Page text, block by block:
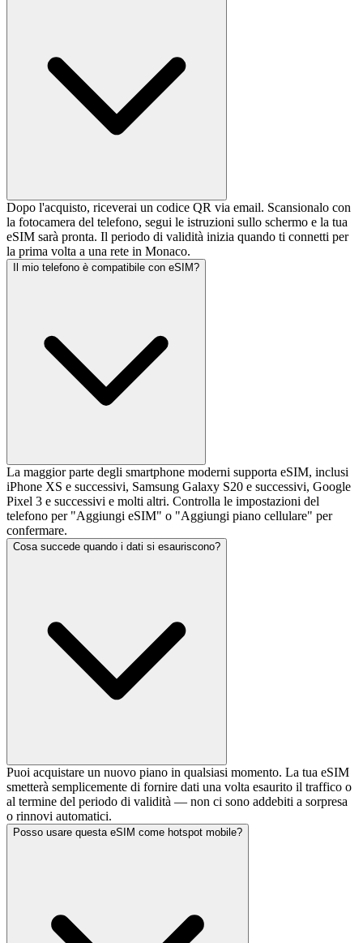
Dopo l'acquisto, riceverai un codice QR via email. Scansionalo con
la fotocamera del telefono, segui le istruzioni sullo schermo e la tua
eSIM sarà pronta. Il periodo di validità inizia quando ti connetti per
la prima volta a una rete in Monaco.
Il mio telefono è compatibile con eSIM?
La maggior parte degli smartphone moderni supporta eSIM, inclusi
iPhone XS e successivi, Samsung Galaxy S20 e successivi, Google
Pixel 3 e successivi e molti altri. Controlla le impostazioni del
telefono per "Aggiungi eSIM" o "Aggiungi piano cellulare" per
confermare.
Cosa succede quando i dati si esauriscono?
Puoi acquistare un nuovo piano in qualsiasi momento. La tua eSIM
smetterà semplicemente di fornire dati una volta esaurito il traffico o
al termine del periodo di validità — non ci sono addebiti a sorpresa
o rinnovi automatici.
Posso usare questa eSIM come hotspot mobile?